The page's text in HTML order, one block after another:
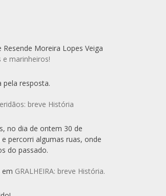
Resende Moreira Lopes Veiga
e marinheiros!
pela resposta.
breve História
no dia de ontem 30 de
percorri algumas ruas, onde
do passado.
em GRALHEIRA: breve História.